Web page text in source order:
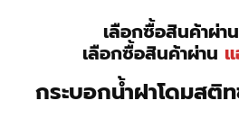
เลือกซื้อสินค้าผ่าน
เลือกซื้อสินค้าผ่าน
กระบอกน้ำฝาโดมสติ